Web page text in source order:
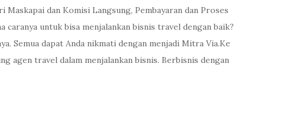
dan Komisi Langsung, Pembayaran dan Proses
untuk bisa menjalankan bisnis travel dengan baik?
Semua dapat Anda nikmati dengan menjadi Mitra Via.Ke
agen travel dalam menjalankan bisnis. Berbisnis dengan